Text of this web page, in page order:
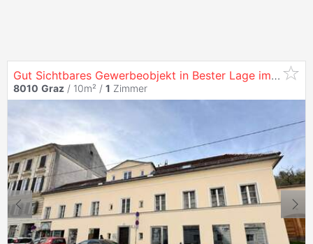
Gut Sichtbares Gewerbeobjekt in Bester Lage im Herzen der
8010 Graz / 10m² / 1 Zimmer